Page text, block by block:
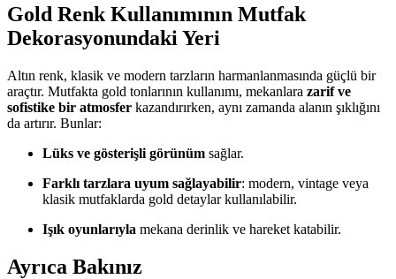
Gold Renk Kullanımının Mutfak
Dekorasyonundaki Yeri
Altın renk, klasik ve modern tarzların harmanlanmasında güçlü bir
araçtır. Mutfakta gold tonlarının kullanımı, mekanlara zarif ve
sofistike bir atmosfer kazandırırken, aynı zamanda alanın şıklığını
da artırır. Bunlar:
Lüks ve gösterişli görünüm sağlar.
Farklı tarzlara uyum sağlayabilir: modern, vintage veya
klasik mutfaklarda gold detaylar kullanılabilir.
Işık oyunlarıyla mekana derinlik ve hareket katabilir.
Ayrıca Bakınız